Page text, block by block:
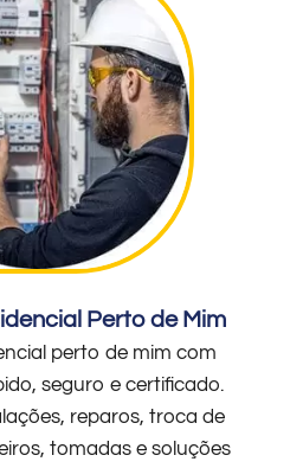
Perto de Mim
perto de mim com
seguro e certificado.
reparos, troca de
tomadas e soluções